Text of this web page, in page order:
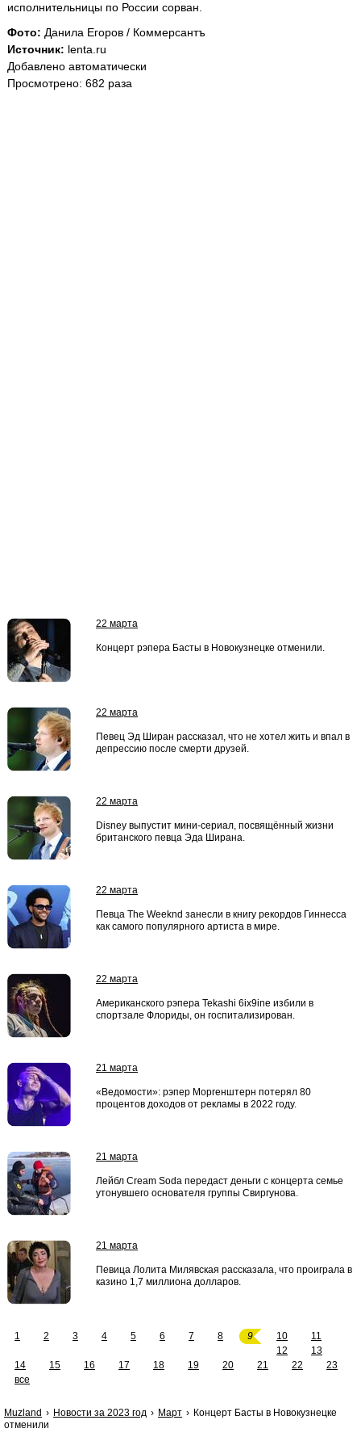
исполнительницы по России сорван.
Фото: Данила Егоров / Коммерсантъ
Источник: lenta.ru
Добавлено автоматически
Просмотрено: 682 раза
22 марта
Концерт рэпера Басты в Новокузнецке отменили.
22 марта
Певец Эд Ширан рассказал, что не хотел жить и впал в
депрессию после смерти друзей.
22 марта
Disney выпустит мини-сериал, посвящённый жизни
британского певца Эда Ширана.
22 марта
Певца The Weeknd занесли в книгу рекордов Гиннесса
как самого популярного артиста в мире.
22 марта
Американского рэпера Tekashi 6ix9ine избили в
спортзале Флориды, он госпитализирован.
21 марта
«Ведомости»: рэпер Моргенштерн потерял 80
процентов доходов от рекламы в 2022 году.
21 марта
Лейбл Cream Soda передаст деньги с концерта семье
утонувшего основателя группы Свиргунова.
21 марта
Певица Лолита Милявская рассказала, что проиграла в
казино 1,7 миллиона долларов.
1 2 3 4 5 6 7 8 9 10
11
12
13
14
15 16 17 18 19 20 21 22
23
все
Muzland Новости за 2023 год Март
Концерт Басты в Новокузнецке
отменили